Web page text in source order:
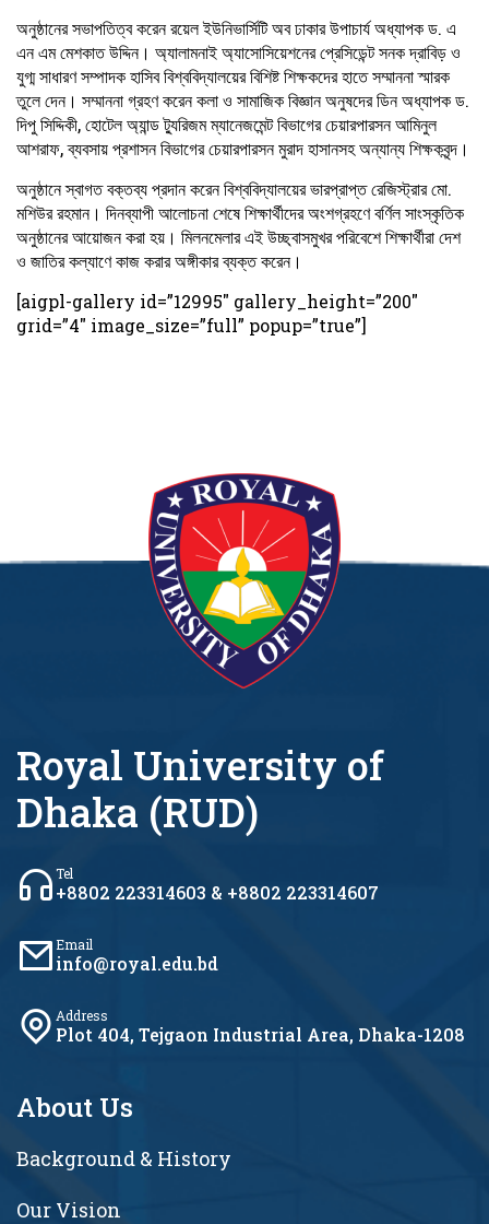
অনুষ্ঠানের সভাপতিত্ব করেন রয়েল ইউনিভার্সিটি অব ঢাকার উপাচার্য অধ্যাপক ড. এ
এন এম মেশকাত উদ্দিন। অ্যালামনাই অ্যাসোসিয়েশনের প্রেসিডেন্ট সনক দ্রাবিড় ও
যুগ্ম সাধারণ সম্পাদক হাসিব বিশ্ববিদ্যালয়ের বিশিষ্ট শিক্ষকদের হাতে সম্মাননা স্মারক
তুলে দেন। সম্মাননা গ্রহণ করেন কলা ও সামাজিক বিজ্ঞান অনুষদের ডিন অধ্যাপক ড.
দিপু সিদ্দিকী, হোটেল অ্যান্ড ট্যুরিজম ম্যানেজমেন্ট বিভাগের চেয়ারপারসন আমিনুল
আশরাফ, ব্যবসায় প্রশাসন বিভাগের চেয়ারপারসন মুরাদ হাসানসহ অন্যান্য শিক্ষকবৃন্দ।
অনুষ্ঠানে স্বাগত বক্তব্য প্রদান করেন বিশ্ববিদ্যালয়ের ভারপ্রাপ্ত রেজিস্ট্রার মো.
মশিউর রহমান। দিনব্যাপী আলোচনা শেষে শিক্ষার্থীদের অংশগ্রহণে বর্ণিল সাংস্কৃতিক
অনুষ্ঠানের আয়োজন করা হয়। মিলনমেলার এই উচ্ছ্বাসমুখর পরিবেশে শিক্ষার্থীরা দেশ
ও জাতির কল্যাণে কাজ করার অঙ্গীকার ব্যক্ত করেন।
[aigpl-gallery id=”12995″ gallery_height=”200″
grid=”4″ image_size=”full” popup=”true”]
Royal University of
Dhaka (RUD)
Tel
+8802 223314603 & +8802 223314607
Email
info@royal.edu.bd
Address
Plot 404, Tejgaon Industrial Area, Dhaka-1208
About Us
Background & History
Our Vision